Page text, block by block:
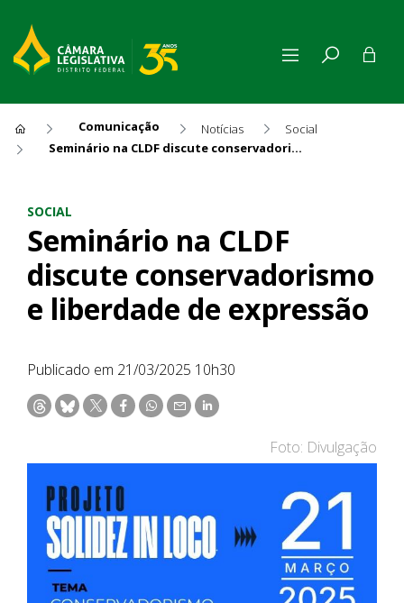
Comunicação Notícias
Social
Seminário na CLDF discute conservadorismo e liberdade de expressão
SOCIAL
Seminário na CLDF
discute conservadorismo
e liberdade de expressão
Publicado em 21/03/2025 10h30
Foto: Divulgação